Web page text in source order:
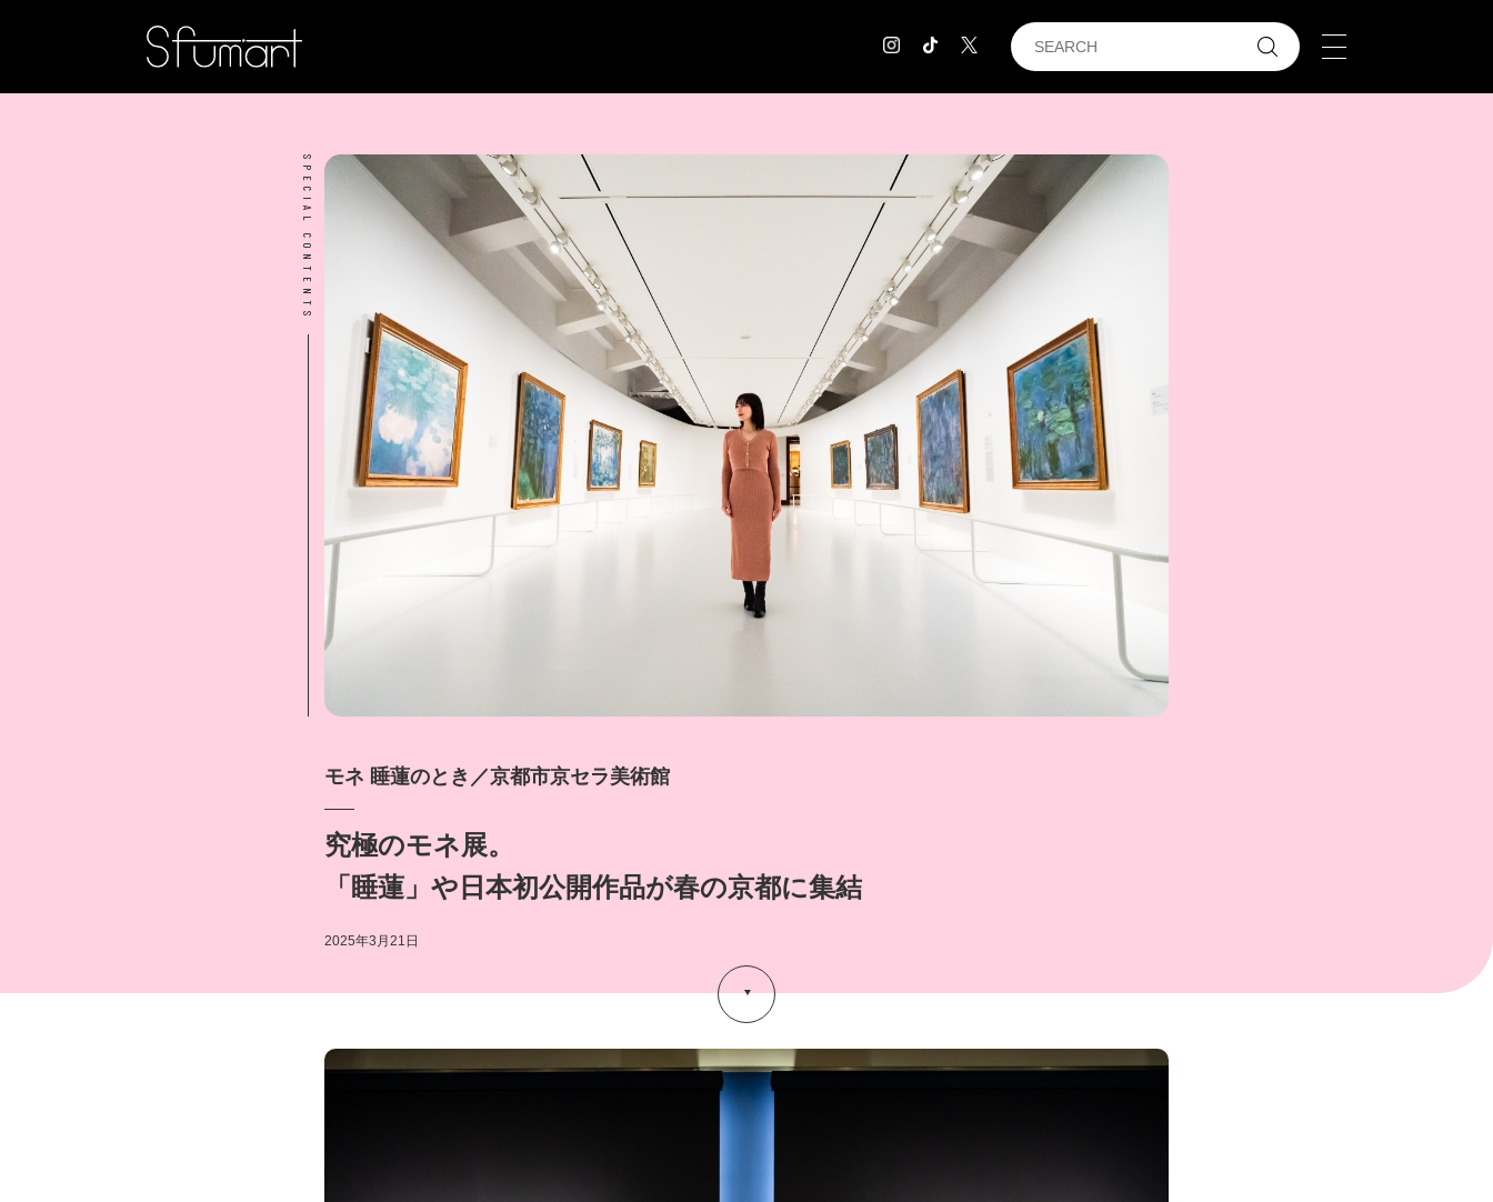
COLUMN
MUSEUM
NEWS お知らせ
CONTACT お問合せ
COMPANY
SPECIAL CONTENTS
モネ 睡蓮のとき／京都市京セラ美術館
究極のモネ展。
「睡蓮」や日本初公開作品が春の京都に集結
2025年3月21日